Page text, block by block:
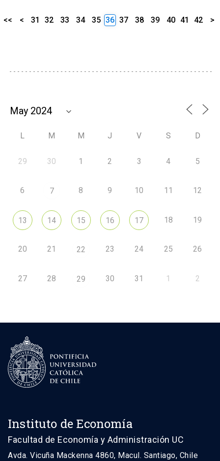
<< < 31 32 33 34 35 36 37 38 39 40 41 42 >
L M M J V S D
29 30 1 2 3 4 5
6 7 8 9 10 11 12
13 14 15 16 17 18 19
20 21 22 23 24 25 26
27 28 29 30 31 1 2
Instituto de Economía
Facultad de Economía y Administración UC
Avda. Vicuña Mackenna 4860, Macul. Santiago, Chile